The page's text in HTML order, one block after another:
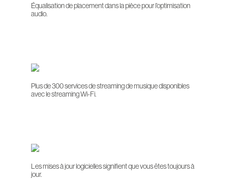
Équalisation de placement dans la pièce pour l’optimisation
audio.
Plus de 300 services de streaming de musique disponibles
avec le streaming Wi-Fi.
Les mises à jour logicielles signifient que vous êtes toujours à
jour.